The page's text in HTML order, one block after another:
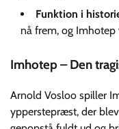
Funktion i
nå frem, og Imhotep
Imhotep – Den
Arnold Vosloo spiller
ypperstepræst, der